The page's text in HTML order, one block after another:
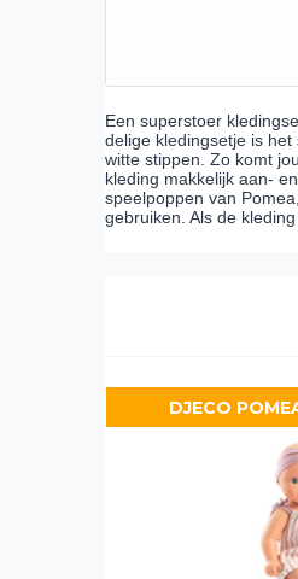
Een superstoer
delige kledingsetje is
witte stippen. Zo komt
kleding makkelijk aan-
speelpoppen van
gebruiken. Als de
DJECO